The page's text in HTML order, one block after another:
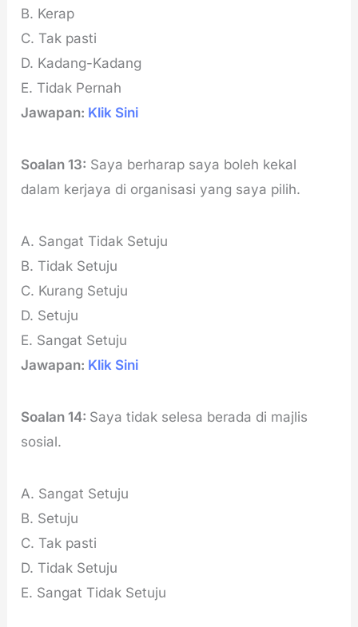
B. Kerap
C. Tak pasti
D. Kadang-Kadang
E. Tidak Pernah
Jawapan: Klik Sini
Soalan 13: Saya berharap saya boleh kekal
dalam kerjaya di organisasi yang saya pilih.
A. Sangat Tidak Setuju
B. Tidak Setuju
C. Kurang Setuju
D. Setuju
E. Sangat Setuju
Jawapan: Klik Sini
Soalan 14: Saya tidak selesa berada di majlis
sosial.
A. Sangat Setuju
B. Setuju
C. Tak pasti
D. Tidak Setuju
E. Sangat Tidak Setuju